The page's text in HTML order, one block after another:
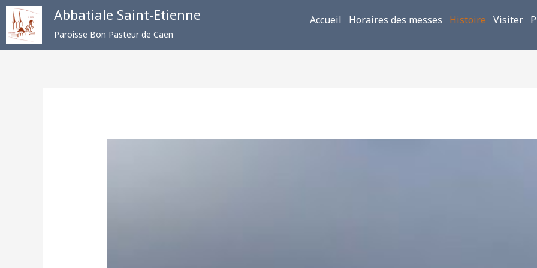
Aller
contenu
Abbatiale Saint-Etienne
Paroisse Bon Pasteur de Caen
Accueil Horaires des messes Histoire Visiter